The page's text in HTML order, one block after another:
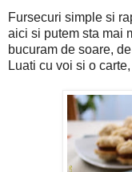
Fursecuri simple si
aici si putem sta mai
bucuram de soare,
Luati cu voi si o